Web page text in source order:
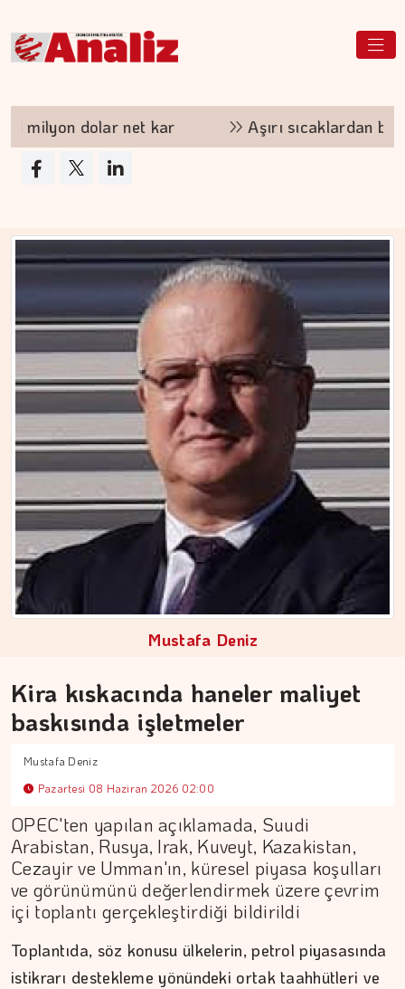
kar Aşırı sıcaklardan bu yıl AB ekonomisi
Mustafa Deniz
Kira kıskacında haneler maliyet
baskısında işletmeler
Mustafa Deniz
Pazartesi 08 Haziran 2026 02:00
OPEC'ten yapılan açıklamada, Suudi
Arabistan, Rusya, Irak, Kuveyt, Kazakistan,
Cezayir ve Umman'ın, küresel piyasa koşulları
ve görünümünü değerlendirmek üzere çevrim
içi toplantı gerçekleştirdiği bildirildi
Toplantıda, söz konusu ülkelerin, petrol piyasasında
istikrarı destekleme yönündeki ortak taahhütleri ve
ŞENAY ARAÇ
Kentsel dönüşümde görünmeyen…